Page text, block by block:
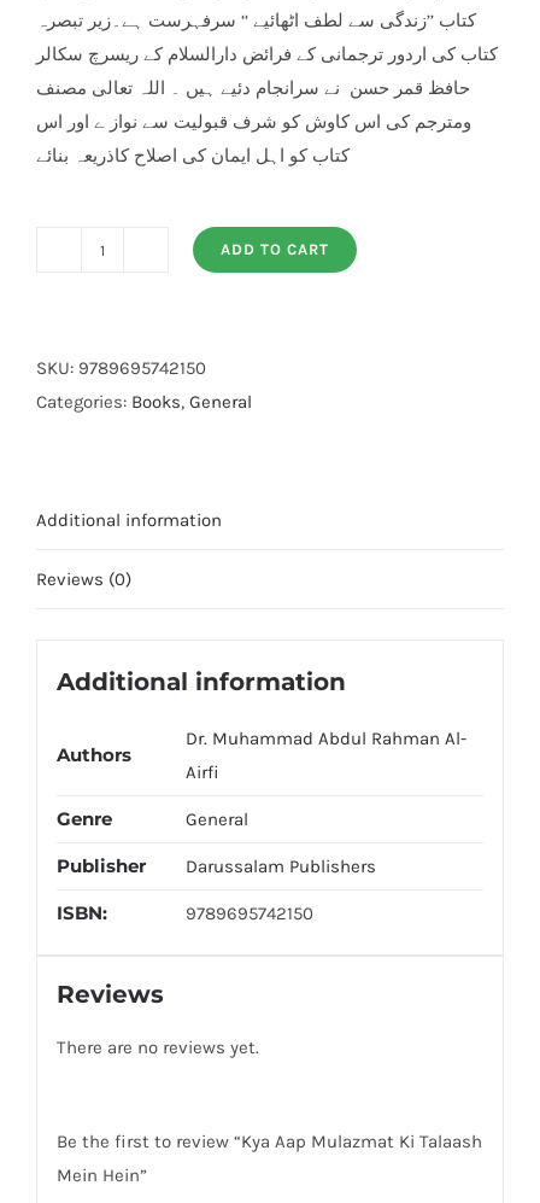
کتاب ’’زندگی سے لطف اٹھائیے ‘‘ سرفہرست ہے۔زیر تبصرہ
کتاب کی اردور ترجمانی کے فرائض دارالسلام کے ریسرچ سکالر
حافظ قمر حسن نے سرانجام دئیے ہیں ۔ اللہ تعالی مصنف
ومترجم کی اس کاوش کو شرف قبولیت سے نواز ے اور اس
کتاب کو اہل ایمان کی اصلاح کاذریعہ بنائے
Ki
Talaash
ADD TO CART
SKU: 9789695742150
Categories: Books, General
Additional information
Reviews (0)
Additional information
Authors
Dr. Muhammad Abdul Rahman Al-
Airfi
Genre General
Publisher Darussalam Publishers
ISBN: 9789695742150
Reviews
There are no reviews yet.
Be the first to review “Kya Aap Mulazmat Ki Talaash
Mein Hein”